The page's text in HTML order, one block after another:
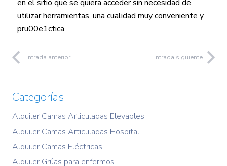
en el sitio que se quiera acceder sin necesidad de
utilizar herramientas, una cualidad muy conveniente y
pru00e1ctica.
Entrada anterior Entrada siguiente
Categorías
Alquiler Camas Articuladas Elevables
Alquiler Camas Articuladas Hospital
Alquiler Camas Eléctricas
Alquiler Grúas para enfermos